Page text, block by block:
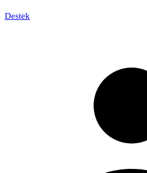
Destek